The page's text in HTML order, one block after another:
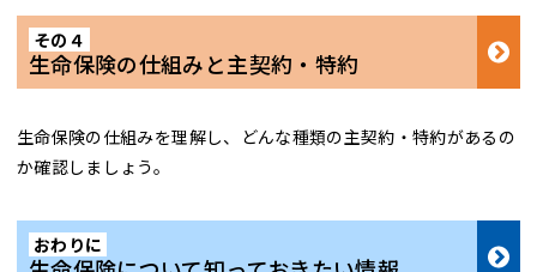
その４
生命保険の仕組みと主契約・特約
生命保険の仕組みを理解し、どんな種類の主契約・特約があるの
か確認しましょう。
おわりに